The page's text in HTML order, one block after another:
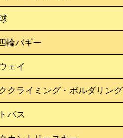
輪バギー
ェイ
クライミング・ボルダリング
パス